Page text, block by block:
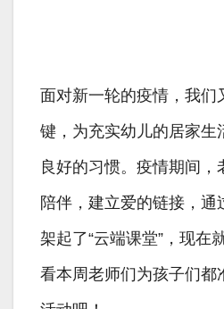
面对新一轮的疫情，我们
键，为充实幼儿的居家生
良好的习惯。疫情期间，
陪伴，建立爱的链接，通
架起了“云端课堂”，现在
看本周老师们为孩子们都